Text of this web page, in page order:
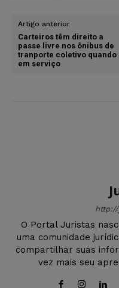
Artigo anterior
Carteiros têm direito a
passe livre nos ônibus de
tranporte coletivo quando
em serviço
http://
O Portal Juristas
uma comunidade
compartilhar suas
vez mais seu